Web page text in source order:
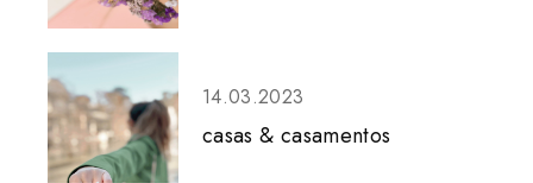
14.03.2023
casas & casamentos